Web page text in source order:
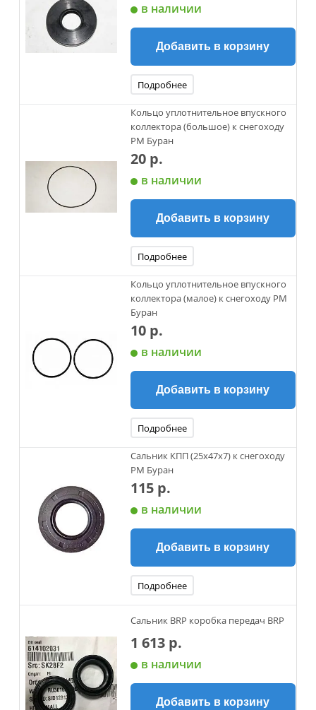
в наличии
Добавить в корзину
Подробнее
Кольцо уплотнительное впускного
коллектора (большое) к снегоходу
РМ Буран
20 р.
в наличии
Добавить в корзину
Подробнее
Кольцо уплотнительное впускного
коллектора (малое) к снегоходу РМ
Буран
10 р.
в наличии
Добавить в корзину
Подробнее
Сальник КПП (25х47х7) к снегоходу
РМ Буран
115 р.
в наличии
Добавить в корзину
Подробнее
Сальник BRP коробка передач BRP
1 613 р.
в наличии
Добавить в корзину